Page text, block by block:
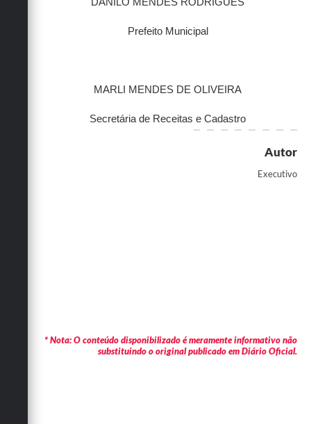
Prefeito Municipal
MARLI MENDES DE OLIVEIRA
Secretária de Receitas e Cadastro
Autor
Executivo
* Nota: O conteúdo disponibilizado é meramente informativo não
substituindo o original publicado em Diário Oficial.